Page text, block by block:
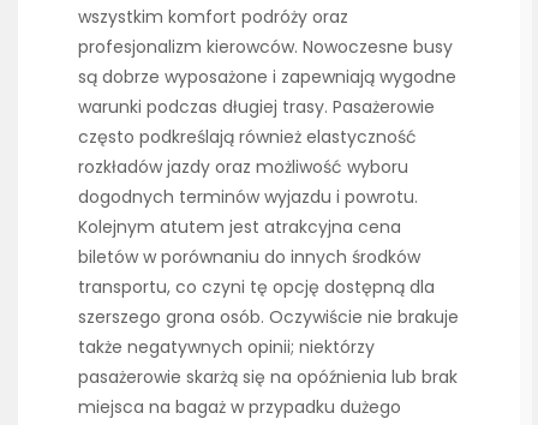
wszystkim komfort podróży oraz
profesjonalizm kierowców. Nowoczesne busy
są dobrze wyposażone i zapewniają wygodne
warunki podczas długiej trasy. Pasażerowie
często podkreślają również elastyczność
rozkładów jazdy oraz możliwość wyboru
dogodnych terminów wyjazdu i powrotu.
Kolejnym atutem jest atrakcyjna cena
biletów w porównaniu do innych środków
transportu, co czyni tę opcję dostępną dla
szerszego grona osób. Oczywiście nie brakuje
także negatywnych opinii; niektórzy
pasażerowie skarżą się na opóźnienia lub brak
miejsca na bagaż w przypadku dużego